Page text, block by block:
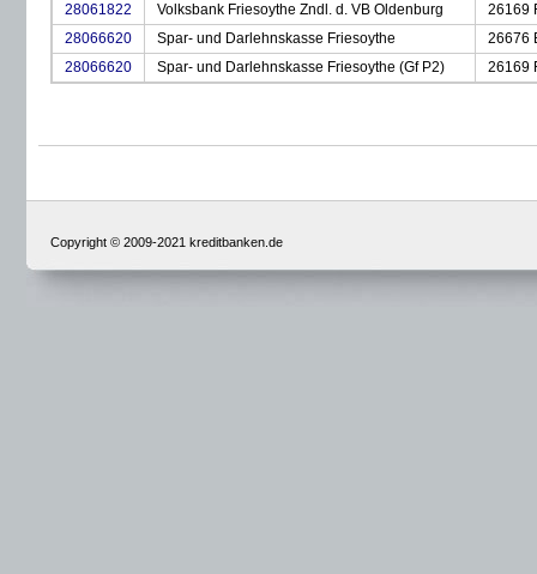
28061822
Volksbank Friesoythe Zndl. d. VB Oldenburg
26169
28066620
Spar- und Darlehnskasse Friesoythe
26676
28066620
Spar- und Darlehnskasse Friesoythe (Gf P2) 26169
Copyright © 2009-2021 kreditbanken.de